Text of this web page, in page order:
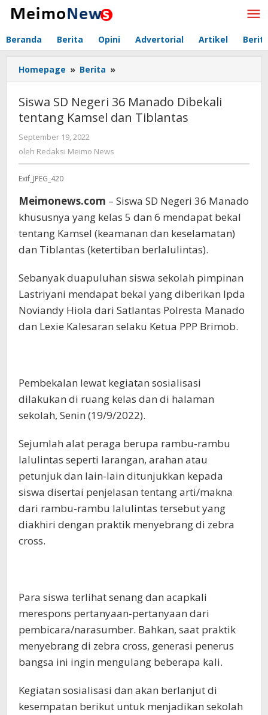
Lewati
Beranda Berita Opini Advertorial Artikel
Homepage » Berita »
SD
36
Manado
Siswa SD Negeri 36 Manado Dibekali
tentang Kamsel dan Tiblantas
September 19, 2022
Redaksi
oleh Redaksi Meimo News
Exif_JPEG_420
Meimonews.com – Siswa SD Negeri 36 Manado
khususnya yang kelas 5 dan 6 mendapat bekal
tentang Kamsel (keamanan dan keselamatan)
dan Tiblantas (ketertiban berlalulintas).
Sebanyak duapuluhan siswa sekolah pimpinan
Lastriyani mendapat bekal yang diberikan Ipda
Noviandy Hiola dari Satlantas Polresta Manado
dan Lexie Kalesaran selaku Ketua PPP Brimob.
Pembekalan lewat kegiatan sosialisasi
dilakukan di ruang kelas dan di halaman
sekolah, Senin (19/9/2022).
Sejumlah alat peraga berupa rambu-rambu
lalulintas seperti larangan, arahan atau
petunjuk dan lain-lain ditunjukkan kepada
siswa disertai penjelasan tentang arti/makna
dari rambu-rambu lalulintas tersebut yang
diakhiri dengan praktik menyebrang di zebra
cross.
Para siswa terlihat senang dan acapkali
merespons pertanyaan-pertanyaan dari
pembicara/narasumber. Bahkan, saat praktik
menyebrang di zebra cross, generasi penerus
bangsa ini ingin mengulang beberapa kali.
Kegiatan sosialisasi dan akan berlanjut di
kesempatan berikut untuk menjadikan sekolah